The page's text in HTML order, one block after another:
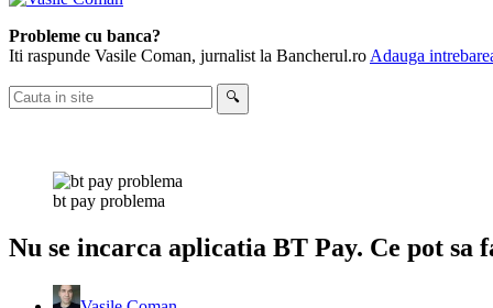
Probleme cu banca?
Iti raspunde Vasile Coman, jurnalist la Bancherul.ro Adauga
Cauta
in
🔍
bt pay problema
Nu se incarca aplicatia BT Pay. Ce pot sa